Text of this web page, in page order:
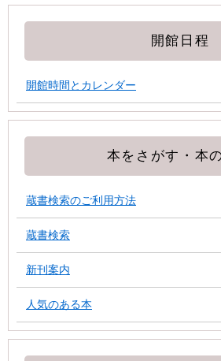
開館日程
開館時間とカレンダー
本をさがす・本
蔵書検索のご利用方法
蔵書検索
新刊案内
人気のある本